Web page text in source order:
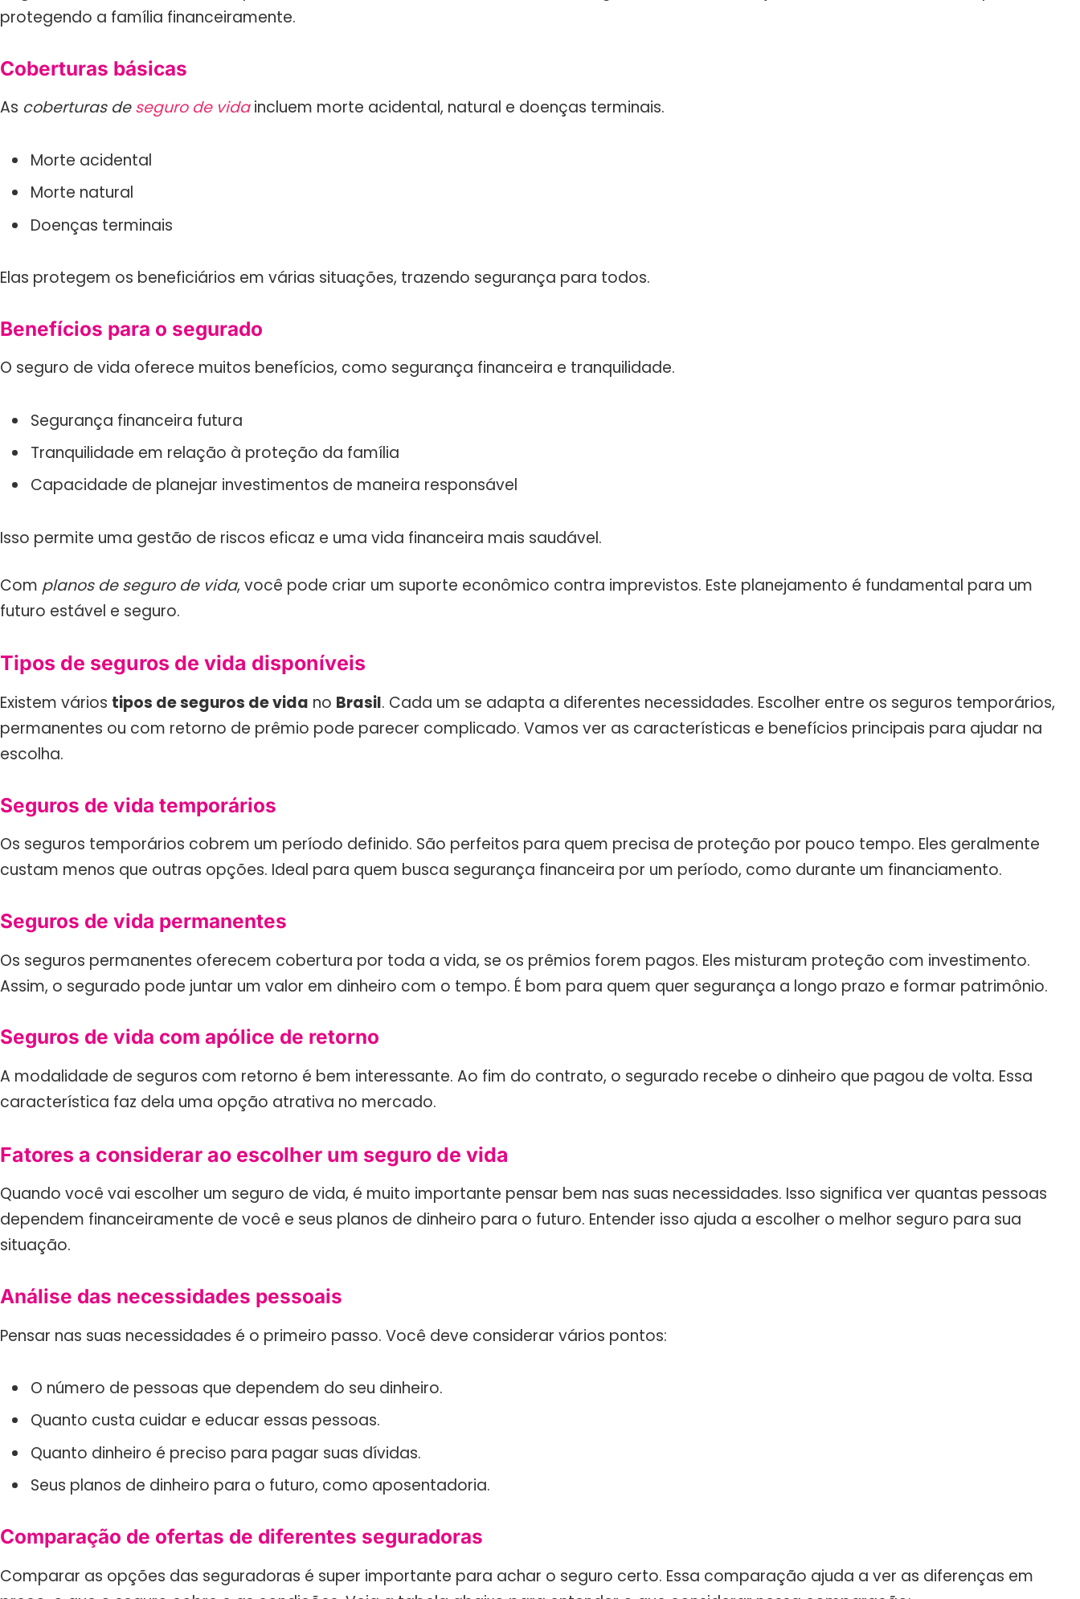
protegendo a família financeiramente.
Coberturas básicas
As coberturas deseguro de vidaincluem morte acidental, natural e doenças terminais.
Morte acidental
Morte natural
Doenças terminais
Elas protegem os beneficiários em várias situações, trazendo segurança para todos.
Benefícios para o segurado
O seguro de vida oferece muitos benefícios, como segurança financeira e tranquilidade.
Segurança financeira futura
Tranquilidade em relação à proteção da família
Capacidade de planejar investimentos de maneira responsável
Isso permite uma gestão de riscos eficaz e uma vida financeira mais saudável.
Com planos de seguro de vida, você pode criar um suporte econômico contra imprevistos. Este planejamento é fundamental para um
futuro estável e seguro.
Tipos de seguros de vida disponíveis
Existem vários tipos de seguros de vida no Brasil. Cada um se adapta a diferentes necessidades. Escolher entre os seguros temporários,
permanentes ou com retorno de prêmio pode parecer complicado. Vamos ver as características e benefícios principais para ajudar na
escolha.
Seguros de vida temporários
Os seguros temporários cobrem um período definido. São perfeitos para quem precisa de proteção por pouco tempo. Eles geralmente
custam menos que outras opções. Ideal para quem busca segurança financeira por um período, como durante um financiamento.
Seguros de vida permanentes
Os seguros permanentes oferecem cobertura por toda a vida, se os prêmios forem pagos. Eles misturam proteção com investimento.
Assim, o segurado pode juntar um valor em dinheiro com o tempo. É bom para quem quer segurança a longo prazo e formar patrimônio.
Seguros de vida com apólice de retorno
A modalidade de seguros com retorno é bem interessante. Ao fim do contrato, o segurado recebe o dinheiro que pagou de volta. Essa
característica faz dela uma opção atrativa no mercado.
Fatores a considerar ao escolher um seguro de vida
Quando você vai escolher um seguro de vida, é muito importante pensar bem nas suas necessidades. Isso significa ver quantas pessoas
dependem financeiramente de você e seus planos de dinheiro para o futuro. Entender isso ajuda a escolher o melhor seguro para sua
situação.
Análise das necessidades pessoais
Pensar nas suas necessidades é o primeiro passo. Você deve considerar vários pontos:
O número de pessoas que dependem do seu dinheiro.
Quanto custa cuidar e educar essas pessoas.
Quanto dinheiro é preciso para pagar suas dívidas.
Seus planos de dinheiro para o futuro, como aposentadoria.
Comparação de ofertas de diferentes seguradoras
Comparar as opções das seguradoras é super importante para achar o seguro certo. Essa comparação ajuda a ver as diferenças em